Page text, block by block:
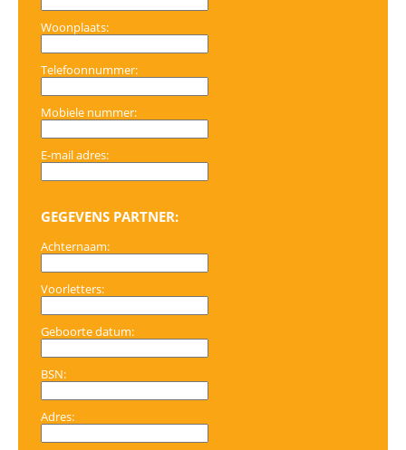
Woonplaats:
Telefoonnummer:
Mobiele nummer:
E-mail adres:
GEGEVENS PARTNER:
Achternaam:
Voorletters:
Geboorte datum:
BSN:
Adres: